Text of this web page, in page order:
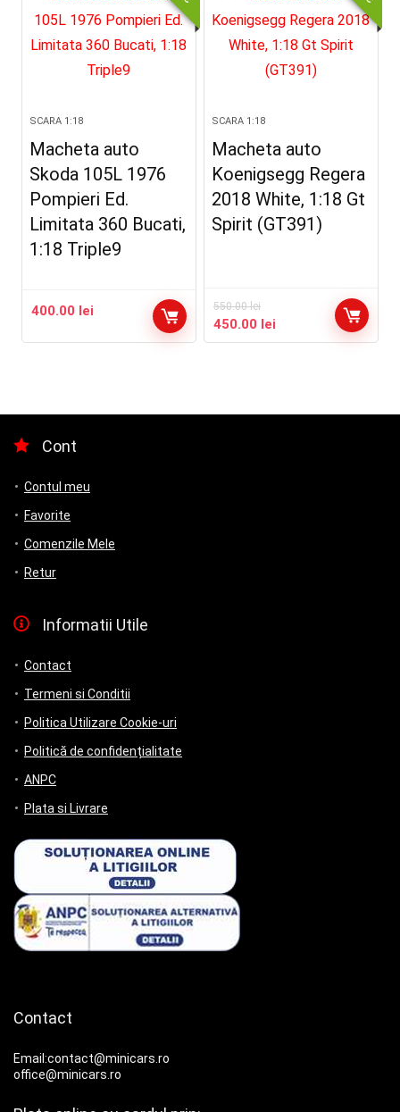
SCARA 1:18
Macheta auto
Skoda 105L 1976
Pompieri Ed.
Limitata 360 Bucati,
1:18 Triple9
400.00 lei
SCARA 1:18
Macheta auto
Koenigsegg Regera
2018 White, 1:18 Gt
Spirit (GT391)
550.00lei
Prețul
inițial
450.00 lei
curent
Cont
Contul meu
Favorite
Comenzile Mele
Retur
Informatii Utile
Contact
Termeni si Conditii
Politica Utilizare Cookie-uri
Politică de confidențialitate
ANPC
Plata si Livrare
Contact
Email:contact@minicars.ro
office@minicars.ro